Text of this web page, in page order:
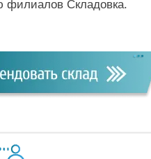
филиалов Складовка.